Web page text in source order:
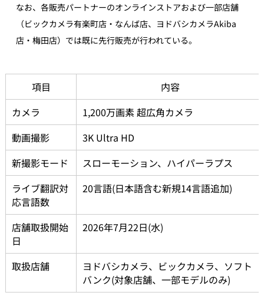
なお、各販売パートナーのオンラインストアおよび一部店舗
（ビックカメラ有楽町店・なんば店、ヨドバシカメラAkiba
店・梅田店）では既に先行販売が行われている。
項目
内容
カメラ
1,200万画素 超広角カメラ
動画撮影
3K Ultra HD
新撮影モード
スローモーション、ハイパーラプス
ライブ翻訳対
応言語数
20言語(日本語含む新規14言語追加)
店舗取扱開始
日
2026年7月22日(水)
取扱店舗
ヨドバシカメラ、ビックカメラ、ソフト
バンク(対象店舗、一部モデルのみ)